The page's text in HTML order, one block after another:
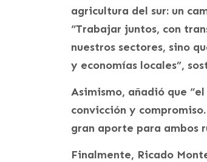
agricultura del sur: un
“Trabajar juntos, con
nuestros sectores, sino
y economías locales”,
Asimismo, añadió que
convicción y
gran aporte para ambos
Finalmente, Ricado